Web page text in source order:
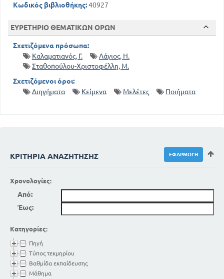
Κωδικός βιβλιοθήκης:40927
ΕΥΡΕΤΗΡΙΟ ΘΕΜΑΤΙΚΩΝ ΟΡΩΝ
Σχετιζόμενα πρόσωπα:
Καλαματιανός, Γ.
Λάγιος, Η.
Σταθοπούλου-Χριστοφέλλη, Μ.
Σχετιζόμενοι όροι:
Διηγήματα
Κείμενα Μελέτες Ποιήματα
ΚΡΙΤΉΡΙΑ ΑΝΑΖΉΤΗΣΗΣ
Χρονολογίες:
Από:
Έως:
Κατηγορίες:
Πηγή
Τύπος τεκμηρίου
Βαθμίδα εκπαίδευσης
Μάθημα